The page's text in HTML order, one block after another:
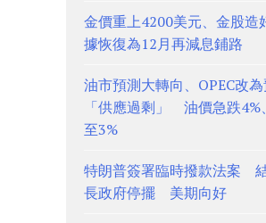
金價重上4200美元、金股
據恢復為12月再減息鋪路
油市預測大轉向、OPEC改
「供應過剩」 油價急跌4%
至3%
特朗普簽署臨時撥款法案
長政府停擺 美期向好